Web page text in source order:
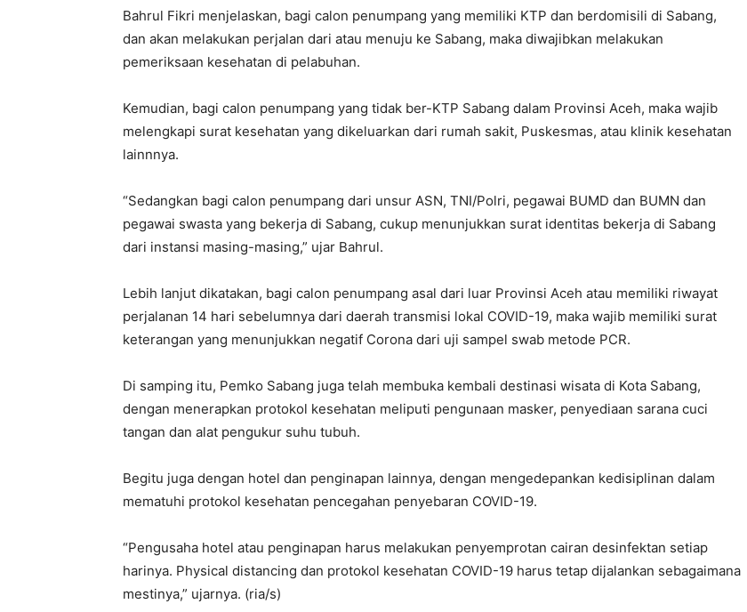
Bahrul Fikri menjelaskan, bagi calon penumpang yang memiliki KTP dan berdomisili di Sabang,
dan akan melakukan perjalan dari atau menuju ke Sabang, maka diwajibkan melakukan
pemeriksaan kesehatan di pelabuhan.
Kemudian, bagi calon penumpang yang tidak ber-KTP Sabang dalam Provinsi Aceh, maka wajib
melengkapi surat kesehatan yang dikeluarkan dari rumah sakit, Puskesmas, atau klinik kesehatan
lainnnya.
“Sedangkan bagi calon penumpang dari unsur ASN, TNI/Polri, pegawai BUMD dan BUMN dan
pegawai swasta yang bekerja di Sabang, cukup menunjukkan surat identitas bekerja di Sabang
dari instansi masing-masing,” ujar Bahrul.
Lebih lanjut dikatakan, bagi calon penumpang asal dari luar Provinsi Aceh atau memiliki riwayat
perjalanan 14 hari sebelumnya dari daerah transmisi lokal COVID-19, maka wajib memiliki surat
keterangan yang menunjukkan negatif Corona dari uji sampel swab metode PCR.
Di samping itu, Pemko Sabang juga telah membuka kembali destinasi wisata di Kota Sabang,
dengan menerapkan protokol kesehatan meliputi pengunaan masker, penyediaan sarana cuci
tangan dan alat pengukur suhu tubuh.
Begitu juga dengan hotel dan penginapan lainnya, dengan mengedepankan kedisiplinan dalam
mematuhi protokol kesehatan pencegahan penyebaran COVID-19.
“Pengusaha hotel atau penginapan harus melakukan penyemprotan cairan desinfektan setiap
harinya. Physical distancing dan protokol kesehatan COVID-19 harus tetap dijalankan sebagaimana
mestinya,” ujarnya. (ria/s)